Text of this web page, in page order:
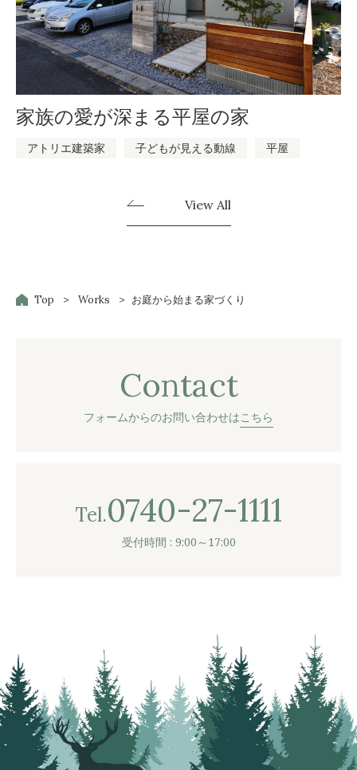
家族の愛が深まる平屋の家
アトリエ建築家 子どもが見える動線 平屋
View All
Top Works お庭から始まる家づくり
Contact
フォームからのお問い合わせはこちら
Tel.0740-27-1111
受付時間 : 9:00～17:00